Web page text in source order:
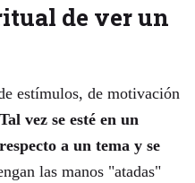
de ver un
estímulos, de motivación
Tal vez se esté en un
a un tema y se
las manos "atadas"